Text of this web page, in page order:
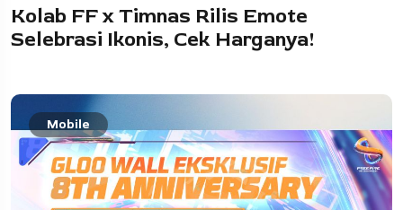
Kolab FF x Timnas Rilis Emote
Selebrasi Ikonis, Cek Harganya!​
Mobile